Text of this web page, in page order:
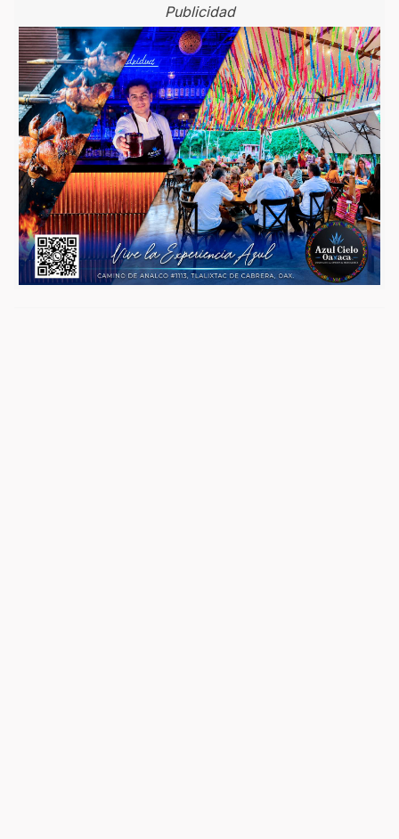
Publicidad